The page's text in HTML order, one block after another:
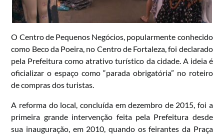
O Centro de Pequenos Negócios, popularmente conhecido
como Beco da Poeira, no Centro de Fortaleza, foi declarado
pela Prefeitura como atrativo turístico da cidade. A ideia é
oficializar o espaço como “parada obrigatória” no roteiro
de compras dos turistas.
A reforma do local, concluída em dezembro de 2015, foi a
primeira grande intervenção feita pela Prefeitura desde
sua inauguração, em 2010, quando os feirantes da Praça